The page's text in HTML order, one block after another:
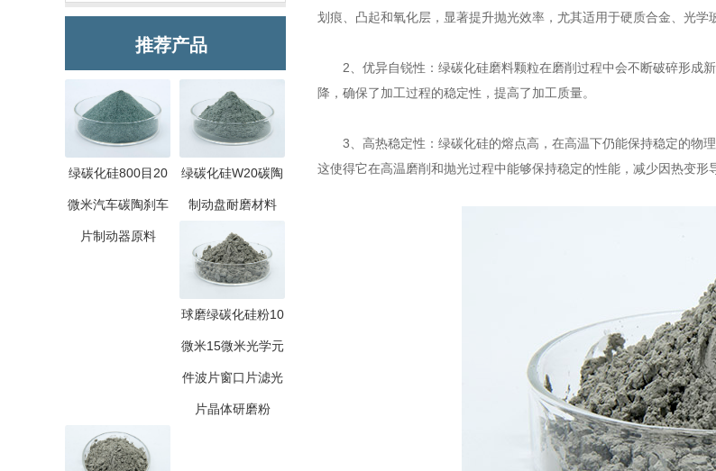
推荐产品
绿碳化硅800目20
微米汽车碳陶刹车
片制动器原料
绿碳化硅W20碳陶
制动盘耐磨材料
球磨绿碳化硅粉10
微米15微米光学元
件波片窗口片滤光
片晶体研磨粉
划痕、凸起和氧化层，显著提升抛光效率，尤其适用于硬质合金、光学
2、优异自锐性：绿碳化硅磨料颗粒在磨削过程中会不断破碎形成
降，确保了加工过程的稳定性，提高了加工质量。
3、高热稳定性：绿碳化硅的熔点高，在高温下仍能保持稳定的物理
这使得它在高温磨削和抛光过程中能够保持稳定的性能，减少因热变形